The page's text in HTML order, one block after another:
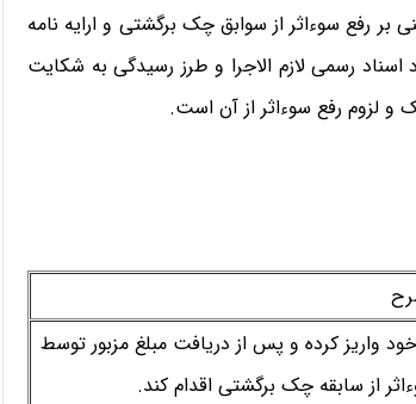
ارایه حکم قضایی مبنی بر رفع سوءاثر از سوابق چک برگشتی و ارایه نامه
۱۸۳ آیین نامه اجرای مفاد اسناد رسمی لازم الاجرا و طرز رسیدگی به شکایت
لزوم رفع سوءاثر از آن است.
کرده و پس از دریافت مبلغ مزبور توسط
از سابقه چک برگشتی اقدام کند.